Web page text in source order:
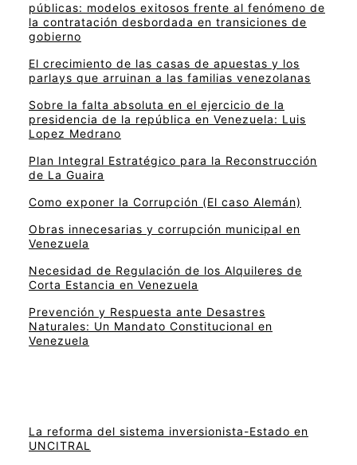
públicas: modelos exitosos frente al fenómeno de
la contratación desbordada en transiciones de
gobierno
El crecimiento de las casas de apuestas y los
parlays que arruinan a las familias venezolanas
Sobre la falta absoluta en el ejercicio de la
presidencia de la república en Venezuela: Luis
Lopez Medrano
Plan Integral Estratégico para la Reconstrucción
de La Guaira
Como exponer la Corrupción (El caso Alemán)
Obras innecesarias y corrupción municipal en
Venezuela
Necesidad de Regulación de los Alquileres de
Corta Estancia en Venezuela
Prevención y Respuesta ante Desastres
Naturales: Un Mandato Constitucional en
Venezuela
La reforma del sistema inversionista-Estado en
UNCITRAL